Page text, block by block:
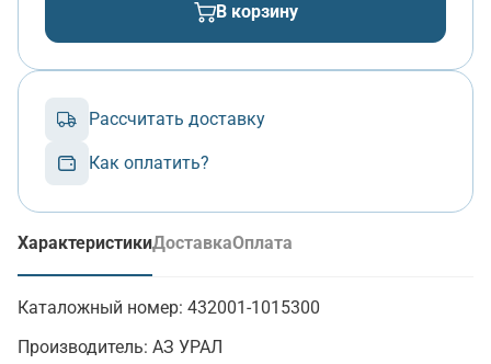
В корзину
Рассчитать доставку
Как оплатить?
Характеристики
(активная вкладка)
ДоставкаОплата
Каталожный номер: 432001-1015300
Производитель: АЗ УРАЛ